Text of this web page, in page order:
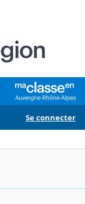
Se connecter